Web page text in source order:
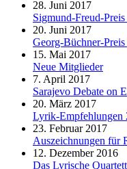
28. Juni 2017
Sigmund-Freud-
20. Juni 2017
Georg-Büchner-Preis
15. Mai 2017
Neue Mitglieder
7. April 2017
Sarajevo Debate on
20. März 2017
Lyrik-Empfehlungen
23. Februar 2017
Auszeichnungen für
12. Dezember 2016
Das Lyrische